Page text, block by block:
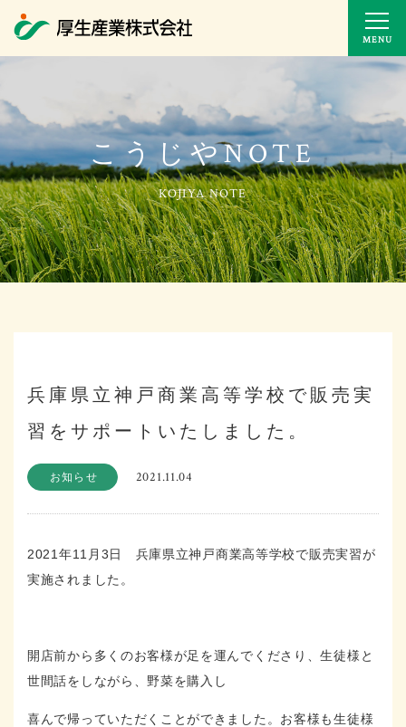
MENU
こうじやNOTE
兵庫県立神戸商業高等学校で販売実
習をサポートいたしました。
お知らせ 2021.11.04
2021年11月3日 兵庫県立神戸商業高等学校で販売実習が
実施されました。
開店前から多くのお客様が足を運んでくださり、生徒様と
世間話をしながら、野菜を購入し
喜んで帰っていただくことができました。お客様も生徒様